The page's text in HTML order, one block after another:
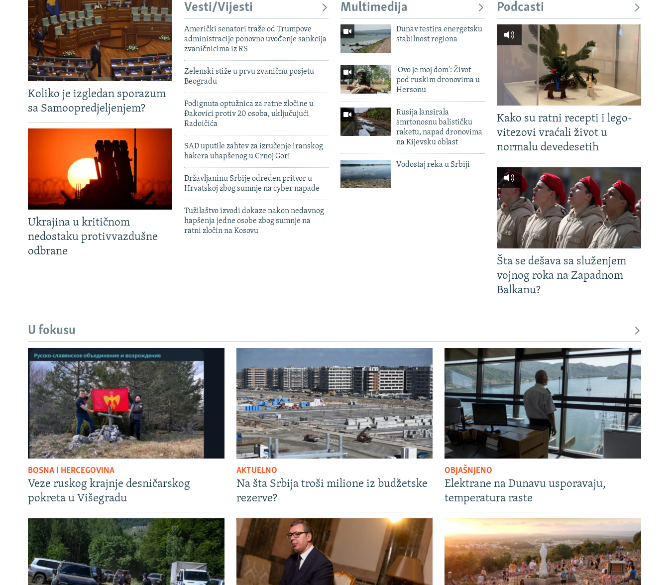
Koliko je izgledan sporazum
sa Samoopredjeljenjem?
Ukrajina u kritičnom
nedostaku protivvazdušne
odbrane
Vesti/Vijesti
Američki senatori traže od Trumpove
administracije ponovno uvođenje sankcija
zvaničnicima iz RS
Zelenski stiže u prvu zvaničnu posjetu
Beogradu
Podignuta optužnica za ratne zločine u
Đakovici protiv 20 osoba, uključujući
Radoičića
SAD uputile zahtev za izručenje iranskog
hakera uhapšenog u Crnoj Gori
Državljaninu Srbije određen pritvor u
Hrvatskoj zbog sumnje na cyber napade
Tužilaštvo izvodi dokaze nakon nedavnog
hapšenja jedne osobe zbog sumnje na
ratni zločin na Kosovu
Multimedija
Dunav testira energetsku
stabilnost regiona
'Ovo je moj dom': Život
pod ruskim dronovima u
Hersonu
Rusija lansirala
smrtonosnu balističku
raketu, napad dronovima
na Kijevsku oblast
Vodostaj reka u Srbiji
Podcasti
Kako su ratni recepti i lego-
vitezovi vraćali život u
normalu devedesetih
Šta se dešava sa služenjem
vojnog roka na Zapadnom
Balkanu?
U fokusu
BOSNA I HERCEGOVINA
Veze ruskog krajnje desničarskog
pokreta u Višegradu
AKTUELNO
Na šta Srbija troši milione iz budžetske
rezerve?
OBJAŠNJENO
Elektrane na Dunavu usporavaju,
temperatura raste